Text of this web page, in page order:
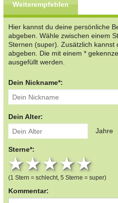
Weiterempfehlen
Hier kannst du deine persönliche
abgeben. Wähle zwischen einem
Sternen (super). Zusätzlich kannst
abgeben. Die mit einem *
ausgefüllt werden.
Dein Nickname*:
Dein Alter:
Jahre
Sterne*:
4
3 stars
2 stars
1 star
(1 Stern = schlecht, 5 Sterne = super)
Kommentar: